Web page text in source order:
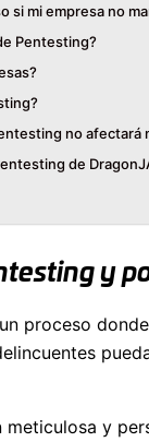
si mi empresa no
Pentesting?
no afectará
de
y
proceso
y